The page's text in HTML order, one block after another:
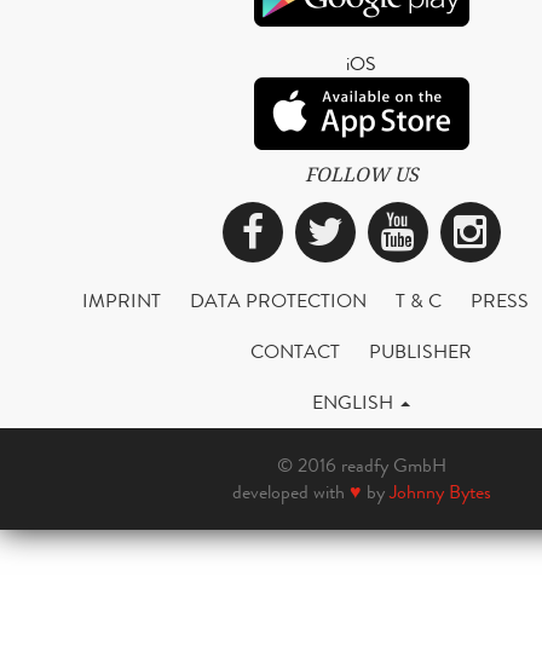
iOS
FOLLOW US
Facebook
Twitter
IMPRINT DATA PROTECTION T & C
PRESS
CONTACT
PUBLISHER
ENGLISH
© 2016 readfy GmbH
developed with ♥ byJohnny Bytes